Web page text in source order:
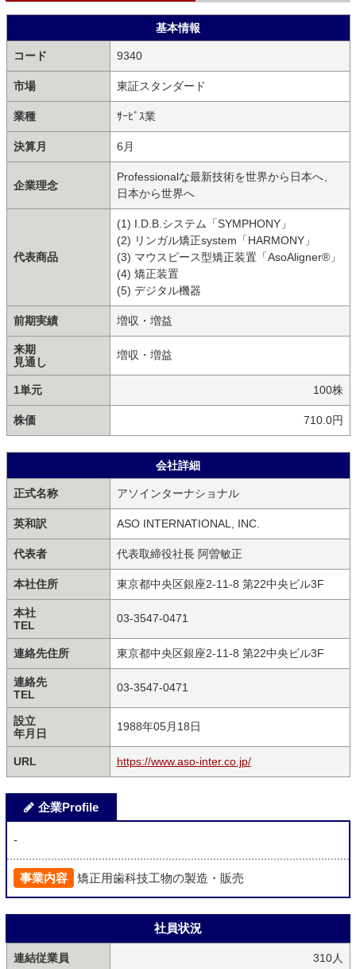
基本情報
コード 9340
市場 東証スタンダード
業種 ｻｰﾋﾞｽ業
決算月 6月
企業理念
Professionalな最新技術を世界から日本へ、
日本から世界へ
代表商品
(1) I.D.B.システム「SYMPHONY」
(2) リンガル矯正system「HARMONY」
(3) マウスピース型矯正装置「AsoAligner®」
(4) 矯正装置
(5) デジタル機器
前期実績 増収・増益
来期
見通し
増収・増益
1単元 100株
株価 710.0円
会社詳細
正式名称 アソインターナショナル
英和訳 ASO INTERNATIONAL, INC.
代表者 代表取締役社長 阿曽敏正
本社住所 東京都中央区銀座2-11-8 第22中央ビル3F
本社
TEL
03-3547-0471
連絡先住所 東京都中央区銀座2-11-8 第22中央ビル3F
連絡先
TEL
03-3547-0471
設立
年月日
1988年05月18日
URL https://www.aso-inter.co.jp/
企業Profile
-
事業内容 矯正用歯科技工物の製造・販売
社員状況
連結従業員 310人